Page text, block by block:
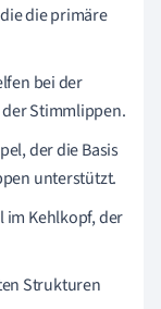
die primäre
bei der
Stimmlippen.
der die Basis
unterstützt.
im Kehlkopf, der
Strukturen